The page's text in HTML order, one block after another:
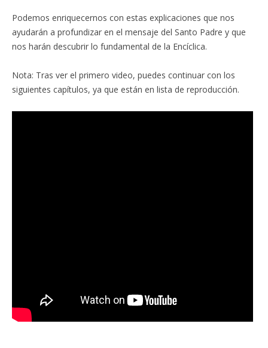
Podemos enriquecernos con estas explicaciones que nos
ayudarán a profundizar en el mensaje del Santo Padre y que
nos harán descubrir lo fundamental de la Encíclica.
Nota: Tras ver el primero video, puedes continuar con los
siguientes capítulos, ya que están en lista de reproducción.